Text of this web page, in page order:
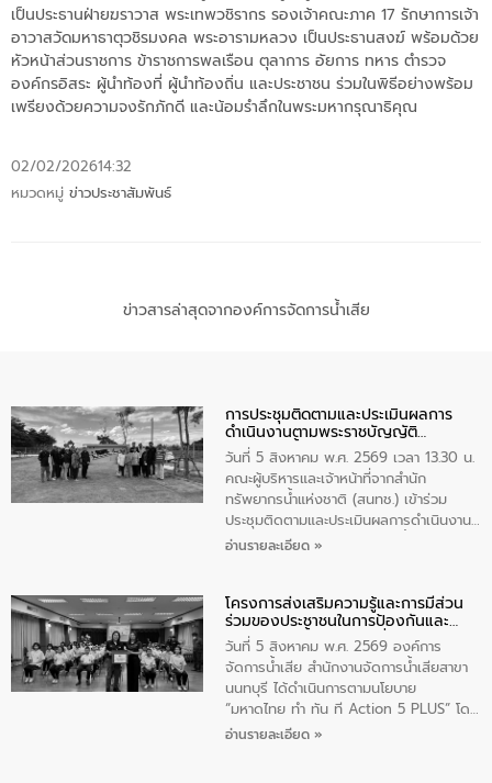
เป็นประธานฝ่ายฆราวาส พระเทพวชิรากร รองเจ้าคณะภาค 17 รักษาการเจ้า
อาวาสวัดมหาธาตุวชิรมงคล พระอารามหลวง เป็นประธานสงฆ์ พร้อมด้วย
หัวหน้าส่วนราชการ ข้าราชการพลเรือน ตุลาการ อัยการ ทหาร ตำรวจ
องค์กรอิสระ ผู้นำท้องที่ ผู้นำท้องถิ่น และประชาชน ร่วมในพิธีอย่างพร้อม
เพรียงด้วยความจงรักภักดี และน้อมรำลึกในพระมหากรุณาธิคุณ
02/02/202614:32
หมวดหมู่ ข่าวประชาสัมพันธ์
ข่าวสารล่าสุดจากองค์การจัดการน้ำเสีย
การประชุมติดตามและประเมินผลการ
ดำเนินงานตามพระราชบัญญัติ
ทรัพยากรน้ำ พ.ศ. 2561 ประจำ
ปีงบประมาณ พ.ศ. 2569
วันที่ 5 สิงหาคม พ.ศ. 2569 เวลา 13.30 น.
คณะผู้บริหารและเจ้าหน้าที่จากสำนัก
ทรัพยากรน้ำแห่งชาติ (สนทช.) เข้าร่วม
ประชุมติดตามและประเมินผลการดำเนินงาน
ตามพระราชบัญญัติทรัพยากรน้ำ พ.ศ. 2561
วัดสิงห์ จังหวัดชัยนาท โดยมีนายแสงชัย
สุขชื่น นายกเทศมนตรีตำบลวัดสิงห์ คณะผู้
บริหารเทศบาลตำบลวัดสิงห์ ผู้นำชุมชน และ
ประชาชนในพื้นที่เทศบาลตำบลวัดสิงก์ที่มี
ส่วนได้ส่วนเสียในโครงก่อสร้างศูนย์บริหาร
จัดการคุณภาพน้ำเทศบาลตำบลวัดสิงห์
จังหวัดชัยนาท ให้การต้อนรับ
อ่านรายละเอียด »
โครงการส่งเสริมความรู้และการมีส่วน
ร่วมของประชาชนในการป้องกันและ
แก้ไขปัญหาน้ำเสียอย่างยั่งยืน
วันที่ 5 สิงหาคม พ.ศ. 2569 องค์การ
จัดการน้ำเสีย สำนักงานจัดการน้ำเสียสาขา
นนทบุรี ได้ดำเนินการตามนโยบาย
“มหาดไทย ทำ ทัน ที Action 5 PLUS” โดย
จัดโครงการส่งเสริมความรู้และการมีส่วน
อ่านรายละเอียด »